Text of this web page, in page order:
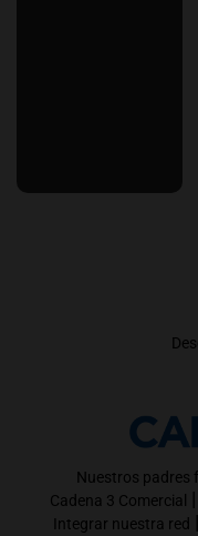
Nuestros padres
Cadena 3 Comercial |
Integrar nuestra red |